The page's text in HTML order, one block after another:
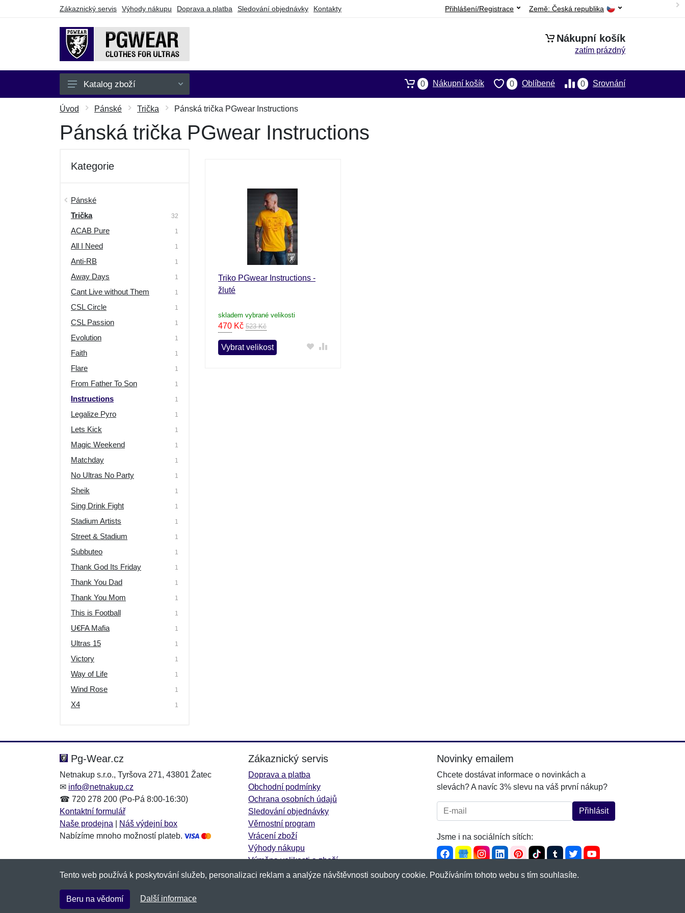
Zákaznický servis Výhody nákupu Doprava a platba Sledování objednávky Kontakty Země: Česká republika
Přihlášení/Registrace
Nákupní košík
zatím prázdný
Pánské
Dámské
Doplňky
Dárkové poukazy
Výprodej
Katalog zboží 0 Srovnání
0 Oblíbené
0 Nákupní košík
Úvod Pánské Trička Pánská trička PGwear Instructions
Pánská trička PGwear Instructions
Kategorie
Pánské
Trička
32
ACAB Pure 1
All I Need 1
Anti-RB 1
Away Days 1
Cant Live without Them 1
CSL Circle 1
CSL Passion 1
Evolution 1
Faith 1
Flare 1
From Father To Son 1
Instructions 1
Legalize Pyro 1
Lets Kick 1
Magic Weekend 1
Matchday 1
No Ultras No Party 1
Sheik 1
Sing Drink Fight 1
Stadium Artists 1
Street & Stadium 1
Subbuteo 1
Thank God Its Friday 1
Thank You Dad 1
Thank You Mom 1
This is Football 1
U€FA Mafia 1
Ultras 15 1
Victory 1
Way of Life 1
Wind Rose 1
X4 1
Triko PGwear Instructions -
žluté
skladem vybrané velikosti
470 Kč 523 Kč
Vybrat velikost
Pg-Wear.cz
Netnakup s.r.o., Tyršova 271, 43801 Žatec
✉ info@netnakup.cz
☎ 720 278 200 (Po-Pá 8:00-16:30)
Kontaktní formulář
Naše prodejna
Náš výdejní box
Nabízíme mnoho možností plateb.
Zákaznický servis
Doprava a platba
Obchodní podmínky
Ochrana osobních údajů
Sledování objednávky
Věrnostní program
Vrácení zboží
Výhody nákupu
Výměna velikosti a zboží
Více informací...
Novinky emailem
Chcete dostávat informace o novinkách a
slevách? A navíc 3% slevu na váš první nákup?
E-mail: Přihlásit
Jsme i na sociálních sítích:
Copyright © 2007-2026 (19 let s vámi)
Tento web používá k poskytování služeb, personalizaci reklam a analýze návštěvnosti soubory cookie. Používáním tohoto webu s tím souhlasíte.
Beru na vědomí Další informace